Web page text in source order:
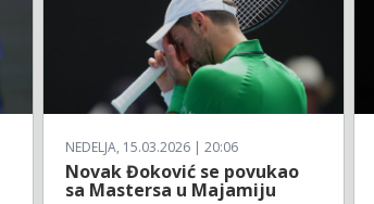
NEDELJA, 15.03.2026 | 20:06
Novak Đoković se povukao
sa Mastersa u Majamiju